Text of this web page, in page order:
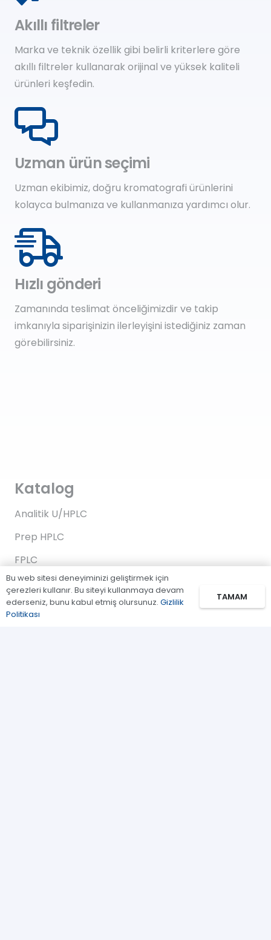
Akıllı filtreler
Marka ve teknik özellik gibi belirli kriterlere göre
akıllı filtreler kullanarak orijinal ve yüksek kaliteli
ürünleri keşfedin.
Uzman ürün seçimi
Uzman ekibimiz, doğru kromatografi ürünlerini
kolayca bulmanıza ve kullanmanıza yardımcı olur.
Hızlı gönderi
Zamanında teslimat önceliğimizdir ve takip
imkanıyla siparişinizin ilerleyişini istediğiniz zaman
görebilirsiniz.
Katalog
Analitik U/HPLC
Prep HPLC
FPLC
Gaz Kromatografi
Standartlar/Reaktifler
Bu web sitesi deneyiminizi geliştirmek için
çerezleri kullanır. Bu siteyi kullanmaya devam
ederseniz, bunu kabul etmiş olursunuz. Gizlilik
Politikası
TAMAM